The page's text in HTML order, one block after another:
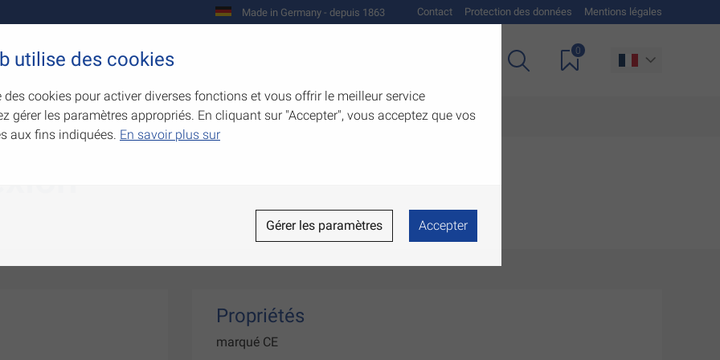
Made in Germany - depuis 1863 Contact Protection des données Mentions légales
Entreprise Produits
0
Propriétés
marqué CE
utilise des cookies
des cookies pour activer diverses fonctions et vous offrir le meilleur service
gérer les paramètres appropriés. En cliquant sur "Accepter", vous acceptez que vos
aux fins indiquées. En savoir plus sur
Gérer les paramètres Accepter